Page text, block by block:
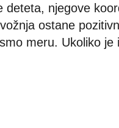
deteta, njegove
ostane
meru. Ukoliko